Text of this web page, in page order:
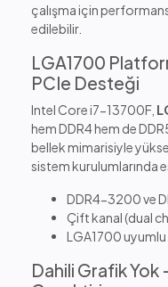
çalışma için
edilebilir.
LGA1700
PCIe Desteği
Intel Core i7-13700F,
hem DDR4 hem de
bellek mimarisiyle
sistem kurulumlarında
DDR4-3200 ve
Çift kanal (dual
LGA1700 uyumlu
Dahili Grafik Yok